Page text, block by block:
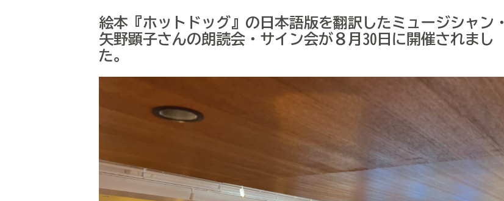
絵本『ホットドッグ』の日本語版を翻訳したミュージシャン・
矢野顕子さんの朗読会・サイン会が８月30日に開催されまし
た。